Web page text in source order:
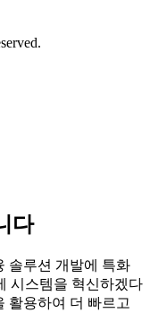
다
솔루션 개발에 특화
시스템을 혁신하겠다
활용하여 더 빠르고